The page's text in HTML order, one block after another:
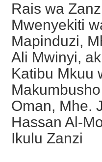
Rais wa
Mwenyekiti
Mapinduzi,
Ali Mwinyi,
Katibu Mkuu
Oman, Mhe.
Hassan Al-
Ikulu Zanzi